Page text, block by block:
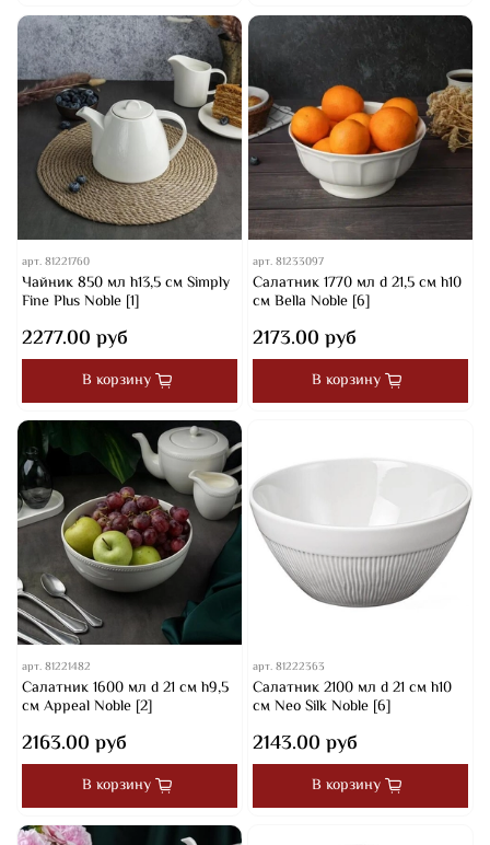
арт.81221760
Чайник 850 мл h13,5 см Simply
Fine Plus Noble [1]
2277.00 руб
В корзину
арт.81233097
Салатник 1770 мл d 21,5 см h10
см Bella Noble [6]
2173.00 руб
В корзину
арт.81221482
Салатник 1600 мл d 21 см h9,5
см Appeal Noble [2]
2163.00 руб
В корзину
арт.81222363
Салатник 2100 мл d 21 см h10
см Neo Silk Noble [6]
2143.00 руб
В корзину